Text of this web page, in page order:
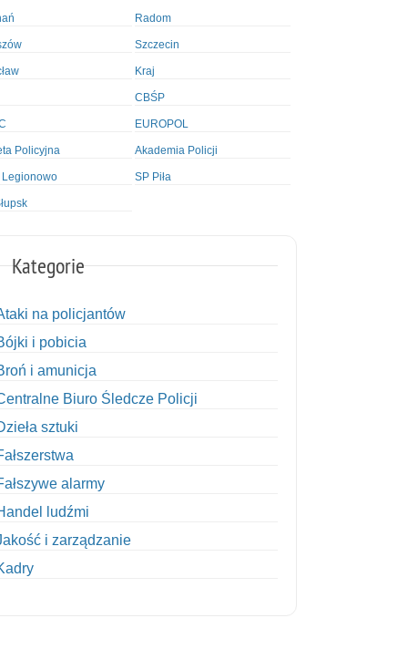
Radom
Szczecin
Kraj
CBŚP
EUROPOL
Policyjna Akademia Policji
Legionowo SP Piła
Kategorie
na policjantów
i pobicia
i amunicja
Biuro Śledcze Policji
sztuki
alarmy
ludźmi
i zarządzanie